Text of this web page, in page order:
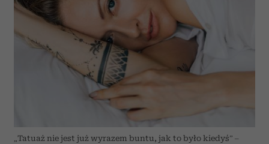
„Tatuaż nie jest już wyrazem buntu, jak to było kiedyś” –